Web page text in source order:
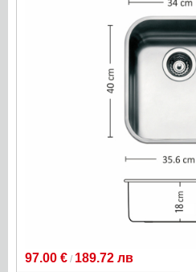
97.00 € / 189.72 лв